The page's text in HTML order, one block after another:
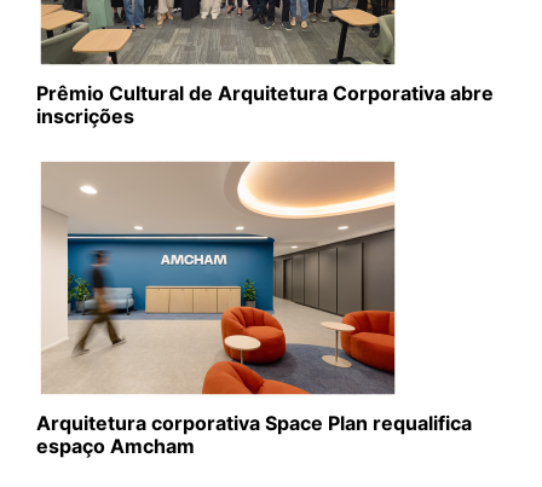
Prêmio Cultural de Arquitetura Corporativa abre
inscrições
Arquitetura corporativa Space Plan requalifica
espaço Amcham